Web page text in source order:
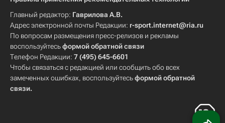
Главный редактор: Гаврилова А.В.
Адрес электронной почты Редакции: r-sport.internet@ria.ru
По вопросам размещения пресс-релизов и рекламы
воспользуйтесьформой обратной связи
Телефон Редакции: 7 (495) 645-6601
Чтобы связаться с редакцией или сообщить обо всех
замеченных ошибках, воспользуйтесьформой обратной
связи.